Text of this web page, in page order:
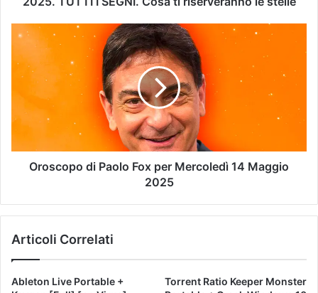
Oroscopo di Paolo Fox per Mercoledì 14 Maggio
2025
Articoli Correlati
Ableton Live Portable +
Torrent Ratio Keeper Monster